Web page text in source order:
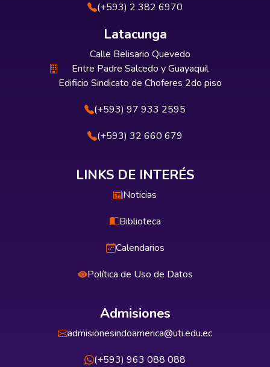
(+593) 2 382 6970
Latacunga
Calle Belisario Quevedo
Entre Padre Salcedo y Guayaquil
Edificio Sindicato de Choferes 2do piso
(+593) 97 933 2595
(+593) 32 660 679
LINKS DE INTERÉS
Noticias
Biblioteca
Calendarios
Política de Uso de Datos
Admisiones
admisionesindoamerica@uti.edu.ec
(+593) 963 088 088